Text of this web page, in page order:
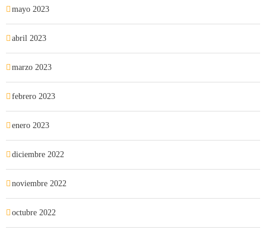
mayo 2023
abril 2023
marzo 2023
febrero 2023
enero 2023
diciembre 2022
noviembre 2022
octubre 2022